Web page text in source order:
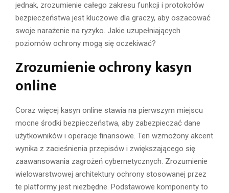
jednak, zrozumienie całego zakresu funkcji i protokołów
bezpieczeństwa jest kluczowe dla graczy, aby oszacować
swoje narażenie na ryzyko. Jakie uzupełniających
poziomów ochrony mogą się oczekiwać?
Zrozumienie ochrony kasyn
online
Coraz więcej kasyn online stawia na pierwszym miejscu
mocne środki bezpieczeństwa, aby zabezpieczać dane
użytkowników i operacje finansowe. Ten wzmożony akcent
wynika z zacieśnienia przepisów i zwiększającego się
zaawansowania zagrożeń cybernetycznych. Zrozumienie
wielowarstwowej architektury ochrony stosowanej przez
te platformy jest niezbędne. Podstawowe komponenty to